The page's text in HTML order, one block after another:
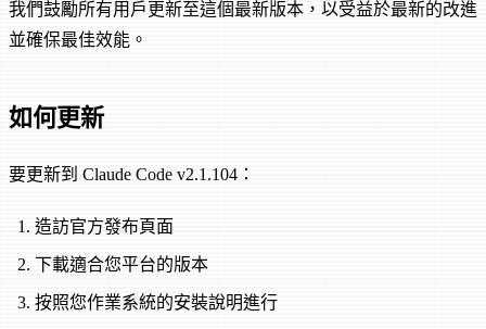
我們鼓勵所有用戶更新至這個最新版本，以受益於最新的改進
並確保最佳效能。
如何更新
要更新到 Claude Code v2.1.104：
造訪官方發布頁面
下載適合您平台的版本
按照您作業系統的安裝說明進行